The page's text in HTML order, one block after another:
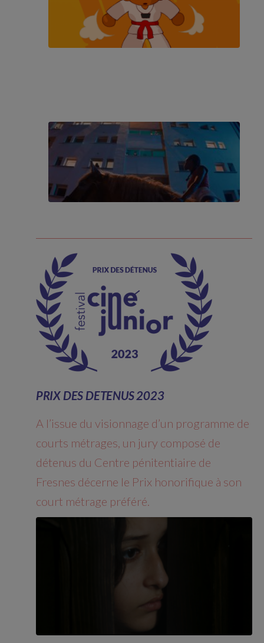
PRIX DES DETENUS 2023
A l’issue du visionnage d’un programme de
courts métrages, un jury composé de
détenus du Centre pénitentiaire de
Fresnes décerne le Prix honorifique à son
court métrage préféré.